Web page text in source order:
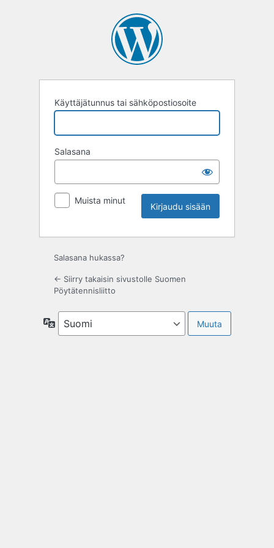
Käyttäjätunnus tai sähköpostiosoite
Salasana
Muista minut
Salasana hukassa?
← Siirry takaisin sivustolle Suomen
Pöytätennisliitto
Kieli